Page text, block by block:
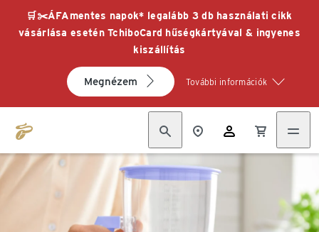
🛒✂️ÁFAmentes napok* legalább 3 db használati cikk
vásárlása esetén TchiboCard hűségkártyával & ingyenes
kiszállítás
Megnézem További információk